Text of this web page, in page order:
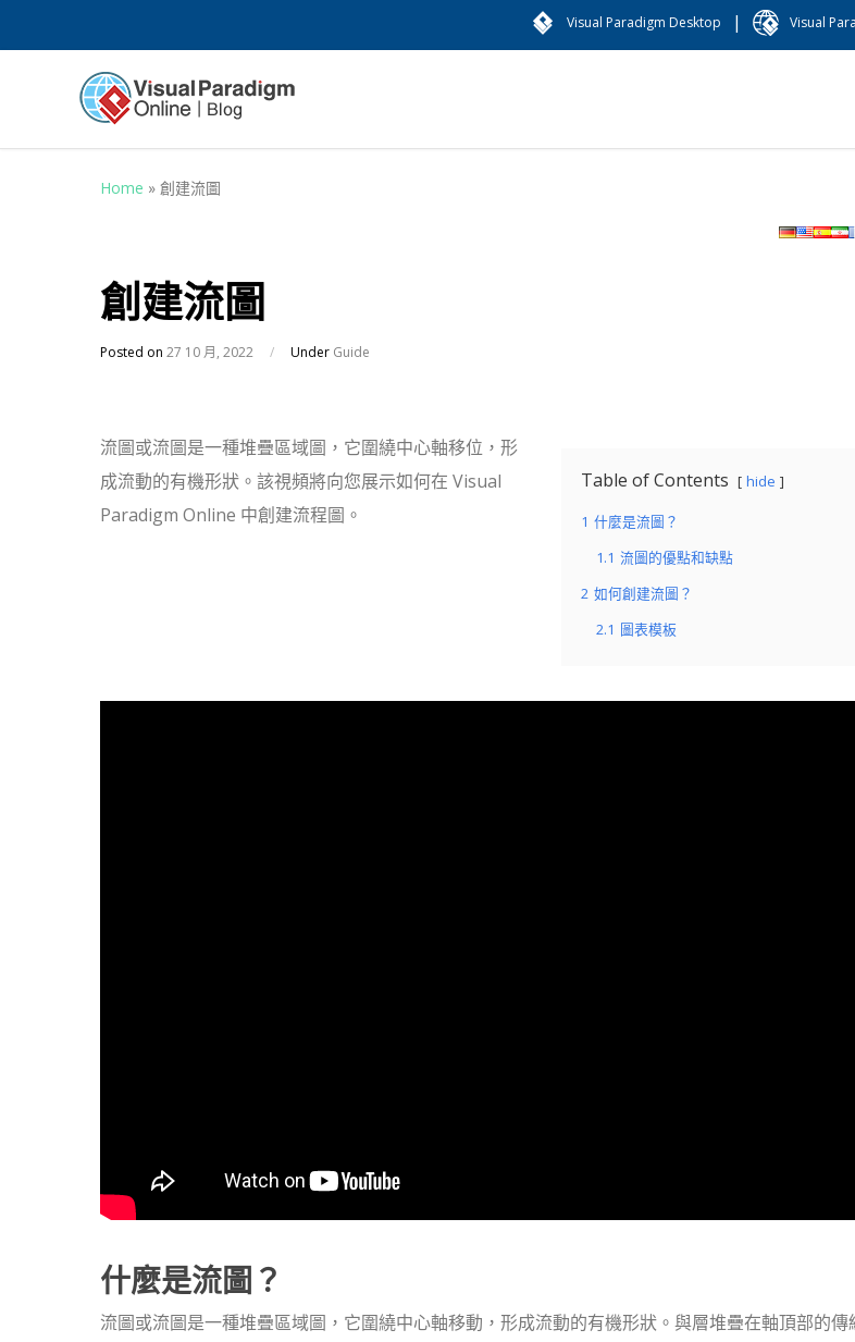
Visual Paradigm Desktop | Visual
Home » 創建流圖
創建流圖
Posted on 27 10 月, 2022 / Under Guide
Table of Contents hide
1 什麼是流圖？
1.1 流圖的優點和缺點
2 如何創建流圖？
2.1 圖表模板
流圖或流圖是一種堆疊區域圖，它圍繞中心軸移位，形
成流動的有機形狀。該視頻將向您展示如何在 Visual
Paradigm Online 中創建流程圖。
什麼是流圖？
流圖或流圖是一種堆疊區域圖，它圍繞中心軸移動，形成流動的有機形狀。與層堆疊在軸頂部的